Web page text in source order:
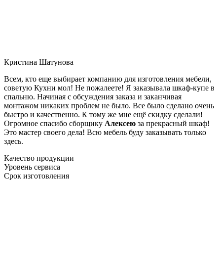
Кристина Шатунова
Всем, кто еще выбирает компанию для изготовления мебели,
советую Кухни мол! Не пожалеете! Я заказывала шкаф-купе в
спальню. Начиная с обсуждения заказа и заканчивая
монтажом никаких проблем не было. Все было сделано очень
быстро и качественно. К тому же мне ещё скидку сделали!
Огромное спасибо сборщику Алексею за прекрасный шкаф!
Это мастер своего дела! Всю мебель буду заказывать только
здесь.
Качество продукции
Уровень сервиса
Срок изготовления